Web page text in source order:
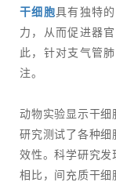
干细胞具有独特
力，从而促进器
此，针对支气管
注。
动物实验显示干细
研究测试了各种细
效性。科学研究发
相比，间充质干细